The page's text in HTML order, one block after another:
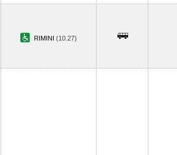
RIMINI (10.27)